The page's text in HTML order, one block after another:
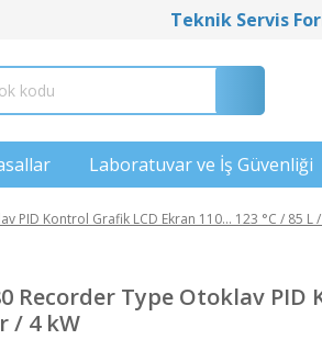
Teknik Servis
Laboratuvar ve İş Güvenliği
PID Kontrol Grafik LCD Ekran 110... 123 °C / 85 L
Recorder Type Otoklav
/ 4 kW